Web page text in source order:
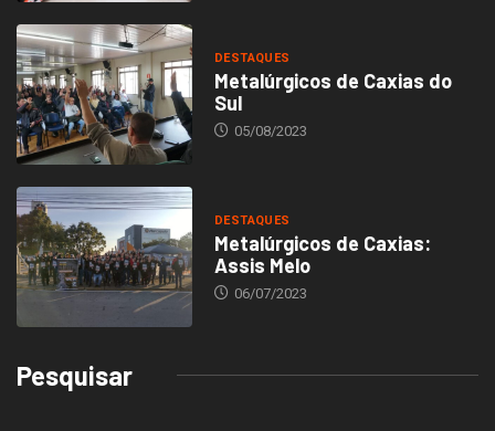
DESTAQUES
Metalúrgicos de Caxias do
Sul
05/08/2023
DESTAQUES
Metalúrgicos de Caxias:
Assis Melo
06/07/2023
Pesquisar